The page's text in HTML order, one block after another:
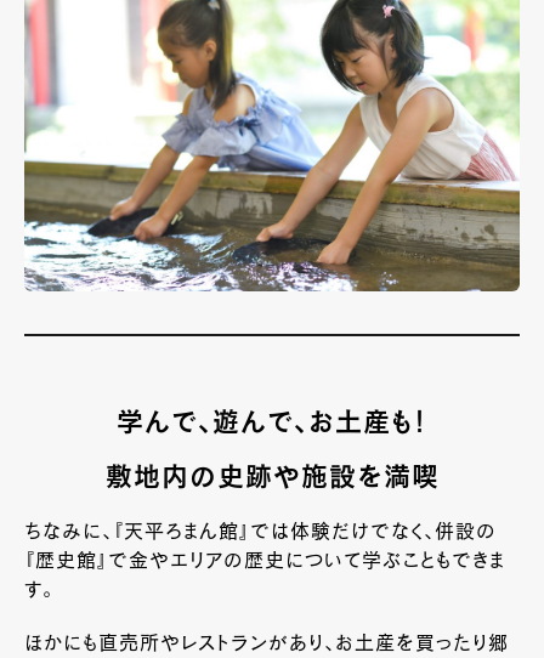
学んで、遊んで、お土産も！
敷地内の史跡や施設を満喫
ちなみに、『天平ろまん館』では体験だけでなく、併設の
『歴史館』で金やエリアの歴史について学ぶこともできま
す。
ほかにも直売所やレストランがあり、お土産を買ったり郷